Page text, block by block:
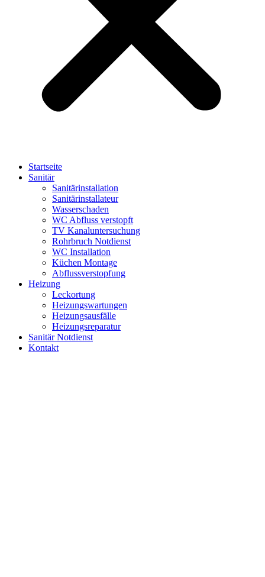
Startseite
Sanitär
Sanitärinstallation
Sanitärinstallateur
Wasserschaden
WC Abfluss verstopft
TV Kanaluntersuchung
Rohrbruch Notdienst
WC Installation
Küchen Montage
Abflussverstopfung
Heizung
Leckortung
Heizungswartungen
Heizungsausfälle
Heizungsreparatur
Sanitär Notdienst
Kontakt